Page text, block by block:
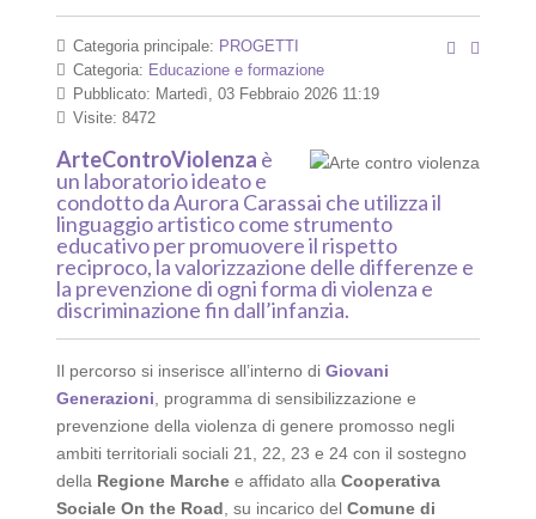
Categoria principale: PROGETTI
Categoria: Educazione e formazione
Pubblicato: Martedì, 03 Febbraio 2026 11:19
Visite: 8472
ArteControViolenza è
un laboratorio ideato e
condotto da Aurora Carassai che utilizza il
linguaggio artistico come strumento
educativo per promuovere il rispetto
reciproco, la valorizzazione delle differenze e
la prevenzione di ogni forma di violenza e
discriminazione fin dall’infanzia.
Il percorso si inserisce all’interno di Giovani
Generazioni , programma di sensibilizzazione e
prevenzione della violenza di genere promosso negli
ambiti territoriali sociali 21, 22, 23 e 24 con il sostegno
della Regione Marche e affidato alla Cooperativa
Sociale On the Road , su incarico del Comune di